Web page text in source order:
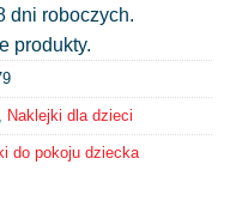
dni roboczych.
produkty.
Naklejki dla dzieci
do pokoju dziecka